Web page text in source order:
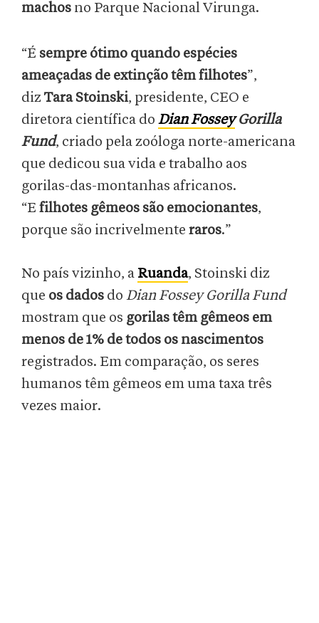
machos no Parque Nacional Virunga.
“É sempre ótimo quando espécies
ameaçadas de extinção têm filhotes”,
dizTara Stoinski, presidente, CEO e
diretora científica do Dian Fossey Gorilla
Fund, criado pela zoóloga norte-americana
que dedicou sua vida e trabalho aos
gorilas-das-montanhas africanos.
“E filhotes gêmeos são emocionantes,
porque são incrivelmente raros.”
No país vizinho, a Ruanda, Stoinski diz
que os dados do Dian Fossey Gorilla Fund
mostram que os gorilas têm gêmeos em
menos de 1% de todos os nascimentos
registrados. Em comparação, os seres
humanos têm gêmeos em uma taxa três
vezes maior.